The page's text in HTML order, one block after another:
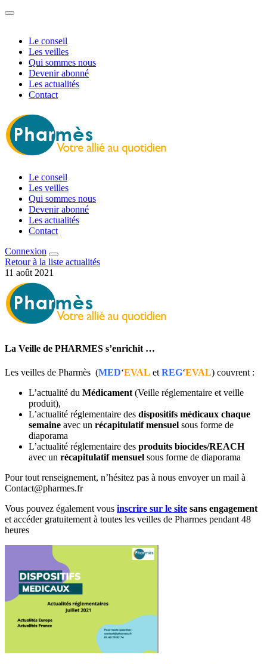
Le conseil
Les veilles
Qui sommes nous
Devenir abonné
Les actualités
Contact
Le conseil
Les veilles
Qui sommes nous
Devenir abonné
Les actualités
Contact
Connexion
Retour à la liste actualités
11 août 2021
La Veille de PHARMES s’enrichit …
Les veilles de Pharmès (MED‘EVAL et REG‘EVAL) couvrent :
L’actualité du Médicament (Veille réglementaire et veille
produit),
L’actualité réglementaire des dispositifs médicaux chaque
semaine avec un récapitulatif mensuel sous forme de
diaporama
L’actualité réglementaire des produits biocides/REACH
avec un récapitulatif mensuel sous forme de diaporama
Pour tout renseignement, n’hésitez pas à nous envoyer un mail à
Contact@pharmes.fr
Vous pouvez également vous inscrire sur le site sans engagement
et accéder gratuitement à toutes les veilles de Pharmes pendant 48
heures